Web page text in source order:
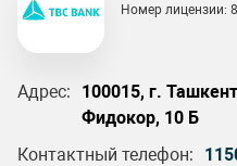
Номер лицензии:
Адрес:
100015, г.
Фидокор, 10 Б
Контактный телефон: